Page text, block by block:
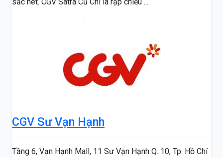
CGV Sư Vạn Hạnh
Tầng 6, Vạn Hạnh Mall, 11 Sư Vạn Hạnh Q. 10, Tp. Hồ Chí